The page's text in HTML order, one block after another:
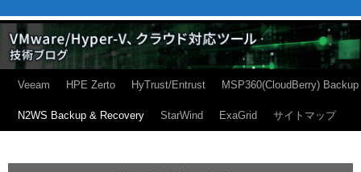
Veeam HPE Zerto HyTrust/Entrust MSP360(CloudBerry) Backup
N2WS Backup & Recovery StarWind ExaGrid サイトマップ